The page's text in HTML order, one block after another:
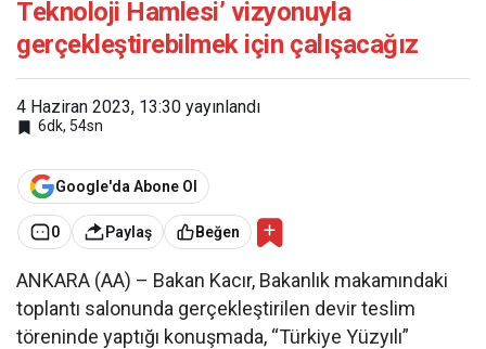
çalışacağız
Teknoloji Hamlesi’ vizyonuyla
gerçekleştirebilmek için çalışacağız
4 Haziran 2023, 13:30 yayınlandı
6dk, 54sn
Google'da Abone Ol
0 Paylaş Beğen
ANKARA (AA) – Bakan Kacır, Bakanlık makamındaki
toplantı salonunda gerçekleştirilen devir teslim
töreninde yaptığı konuşmada, “Türkiye Yüzyılı”